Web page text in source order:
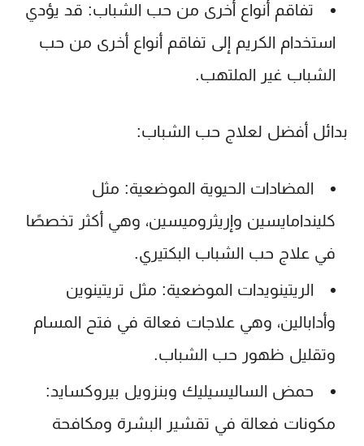
تفاقم أنواع أخرى من حب الشباب: قد يؤدي
استخدام الكريم إلى تفاقم أنواع أخرى من حب
الشباب غير الملتهب.
بدائل أفضل لعلاج حب الشباب:
المضادات الحيوية الموضعية: مثل
كليندامايسين وإريثروميسين، وهي أكثر تخصصًا
في علاج حب الشباب البكتيري.
الريتينويدات الموضعية: مثل تريتينوين
وأدابالين، وهي علاجات فعالة في فتح المسام
وتقليل ظهور حب الشباب.
حمض الساليسيليك وبنزويل بيروكسايد:
مكونات فعالة في تقشير البشرة ومكافحة